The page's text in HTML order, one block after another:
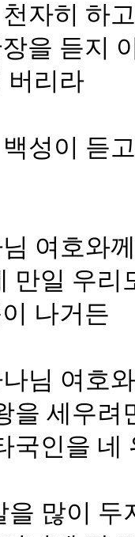
자히 하
을 듣지
버리라
성이 듣
여호와
만일 우
나거든
님 여호
을 세우
국인을 네
을 많이